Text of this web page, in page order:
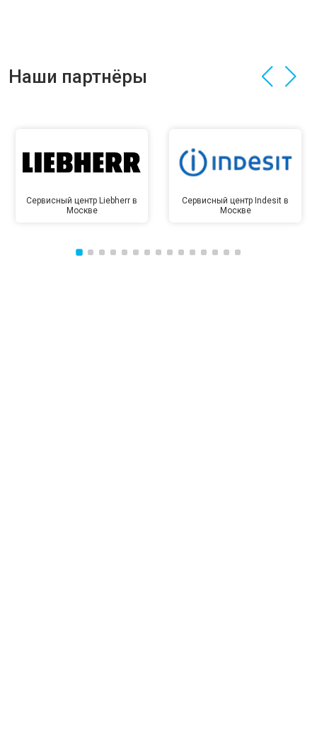
Наши партнёры
Сервисный центр Liebherr в
Москве
Сервисный центр Indesit в
Москве